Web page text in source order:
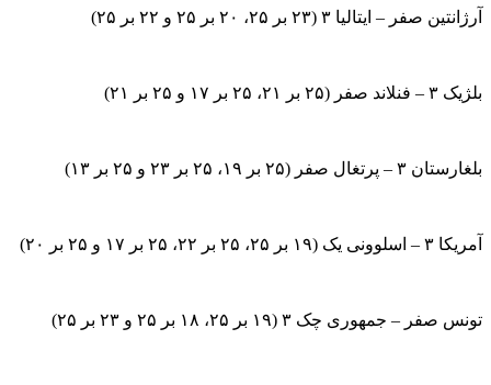
آرژانتین صفر – ایتالیا ۳ (۲۳ بر ۲۵، ۲۰ بر ۲۵ و ۲۲ بر ۲۵)
بلژیک ۳ – فنلاند صفر (۲۵ بر ۲۱، ۲۵ بر ۱۷ و ۲۵ بر ۲۱)
بلغارستان ۳ – پرتغال صفر (۲۵ بر ۱۹، ۲۵ بر ۲۳ و ۲۵ بر ۱۳)
آمریکا ۳ – اسلوونی یک (۱۹ بر ۲۵، ۲۵ بر ۲۲، ۲۵ بر ۱۷ و ۲۵ بر ۲۰)
تونس صفر – جمهوری چک ۳ (۱۹ بر ۲۵، ۱۸ بر ۲۵ و ۲۳ بر ۲۵)